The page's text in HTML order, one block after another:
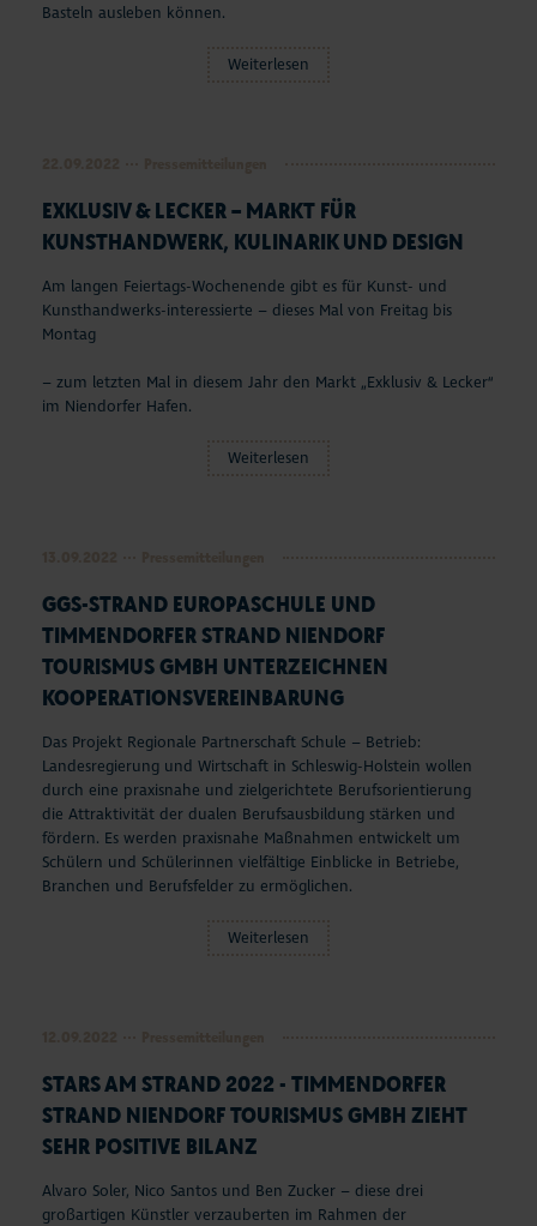
Basteln ausleben können.
Weiterlesen
EXKLUSIV & LECKER – MARKT FÜR
KUNSTHANDWERK, KULINARIK UND DESIGN
Am langen Feiertags-Wochenende gibt es für Kunst- und
Kunsthandwerks-interessierte – dieses Mal von Freitag bis
Montag
– zum letzten Mal in diesem Jahr den Markt „Exklusiv & Lecker“
im Niendorfer Hafen.
Weiterlesen
GGS-STRAND EUROPASCHULE UND
TIMMENDORFER STRAND NIENDORF
TOURISMUS GMBH UNTERZEICHNEN
KOOPERATIONSVEREINBARUNG
Das Projekt Regionale Partnerschaft Schule – Betrieb:
Landesregierung und Wirtschaft in Schleswig-Holstein wollen
durch eine praxisnahe und zielgerichtete Berufsorientierung
die Attraktivität der dualen Berufsausbildung stärken und
fördern. Es werden praxisnahe Maßnahmen entwickelt um
Schülern und Schülerinnen vielfältige Einblicke in Betriebe,
Branchen und Berufsfelder zu ermöglichen.
Weiterlesen
STARS AM STRAND 2022 - TIMMENDORFER
STRAND NIENDORF TOURISMUS GMBH ZIEHT
SEHR POSITIVE BILANZ
Alvaro Soler, Nico Santos und Ben Zucker – diese drei
großartigen Künstler verzauberten im Rahmen der